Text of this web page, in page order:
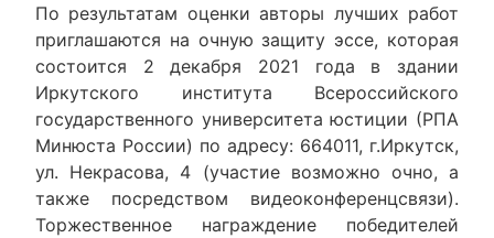
По результатам оценки авторы лучших работ
приглашаются на очную защиту эссе, которая
состоится 2 декабря 2021 года в здании
Иркутского института Всероссийского
государственного университета юстиции (РПА
Минюста России) по адресу: 664011, г.Иркутск,
ул. Некрасова, 4 (участие возможно очно, а
также посредством видеоконференцсвязи).
Торжественное награждение победителей